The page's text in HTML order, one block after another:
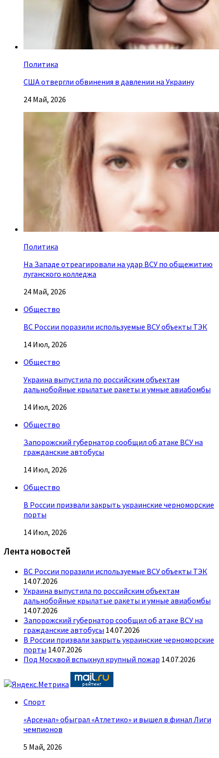
Политика
США отвергли обвинения в давлении на Украину
24 Май, 2026
Политика
На Западе отреагировали на удар ВСУ по общежитию
луганского колледжа
24 Май, 2026
Общество
ВС России поразили используемые ВСУ объекты ТЭК
14 Июл, 2026
Общество
Украина выпустила по российским объектам
дальнобойные крылатые ракеты и умные авиабомбы
14 Июл, 2026
Общество
Запорожский губернатор сообщил об атаке ВСУ на
гражданские автобусы
14 Июл, 2026
Общество
В России призвали закрыть украинские черноморские
порты
14 Июл, 2026
Лента новостей
ВС России поразили используемые ВСУ объекты ТЭК
14.07.2026
Украина выпустила по российским объектам
дальнобойные крылатые ракеты и умные авиабомбы
14.07.2026
Запорожский губернатор сообщил об атаке ВСУ на
гражданские автобусы 14.07.2026
В России призвали закрыть украинские черноморские
порты 14.07.2026
Под Москвой вспыхнул крупный пожар 14.07.2026
Спорт
«Арсенал» обыграл «Атлетико» и вышел в финал Лиги
чемпионов
5 Май, 2026